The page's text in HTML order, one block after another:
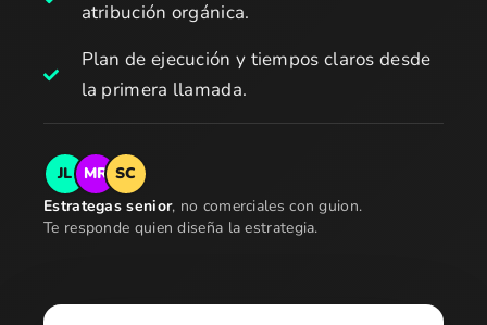
atribución orgánica.
Plan de ejecución y tiempos claros desde
la primera llamada.
JL MR SC
Estrategas senior, no comerciales con guion.
Te responde quien diseña la estrategia.